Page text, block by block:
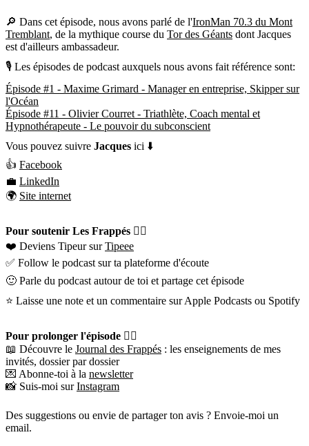
🔎 Dans cet épisode, nous avons parlé de l'IronMan 70.3 du Mont
Tremblant, de la mythique course du Tor des Géants dont Jacques
est d'ailleurs ambassadeur.
🎙 Les épisodes de podcast auxquels nous avons fait référence sont:
Épisode #1 - Maxime Grimard - Manager en entreprise, Skipper sur
l'Océan
Épisode #11 - Olivier Courret - Triathlète, Coach mental et
Hypnothérapeute - Le pouvoir du subconscient
Vous pouvez suivre Jacques ici ⬇️
👍 Facebook
💼 LinkedIn
🌍 Site internet
Pour soutenir Les Frappés 👇🏼
❤️ Deviens Tipeur surTipeee
✅ Follow le podcast sur ta plateforme d'écoute
🙂 Parle du podcast autour de toi et partage cet épisode
⭐️ Laisse une note et un commentaire sur Apple Podcasts ou Spotify
Pour prolonger l'épisode 👇🏼
📖 Découvre le Journal des Frappés : les enseignements de mes
invités, dossier par dossier
💌 Abonne-toi à la newsletter
📸 Suis-moi surInstagram
Des suggestions ou envie de partager ton avis ? Envoie-moi un
email.